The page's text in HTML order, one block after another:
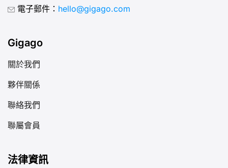
電子郵件： hello@gigago.com
Gigago
關於我們
夥伴關係
聯絡我們
聯屬會員
法律資訊